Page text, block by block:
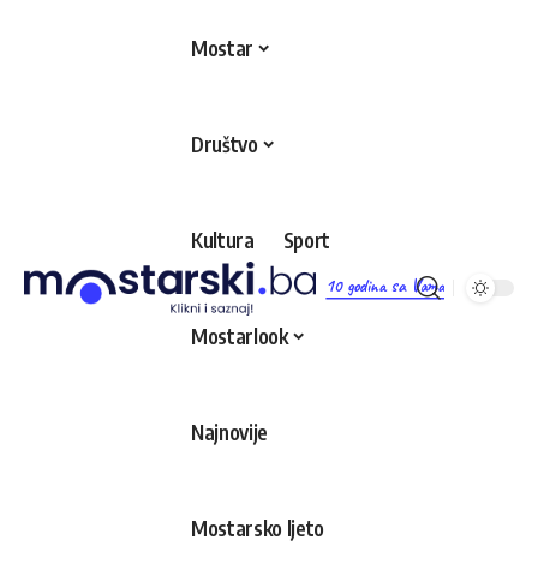
10 godina sa Vama
Mostar
Društvo
Kultura Sport
Mostarlook
Najnovije
Mostarsko ljeto